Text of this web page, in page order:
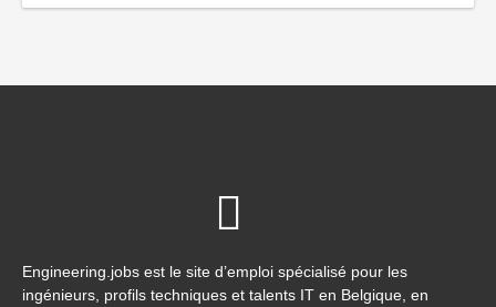
Engineering.jobs est le site d’emploi spécialisé pour les
ingénieurs, profils techniques et talents IT en Belgique, en